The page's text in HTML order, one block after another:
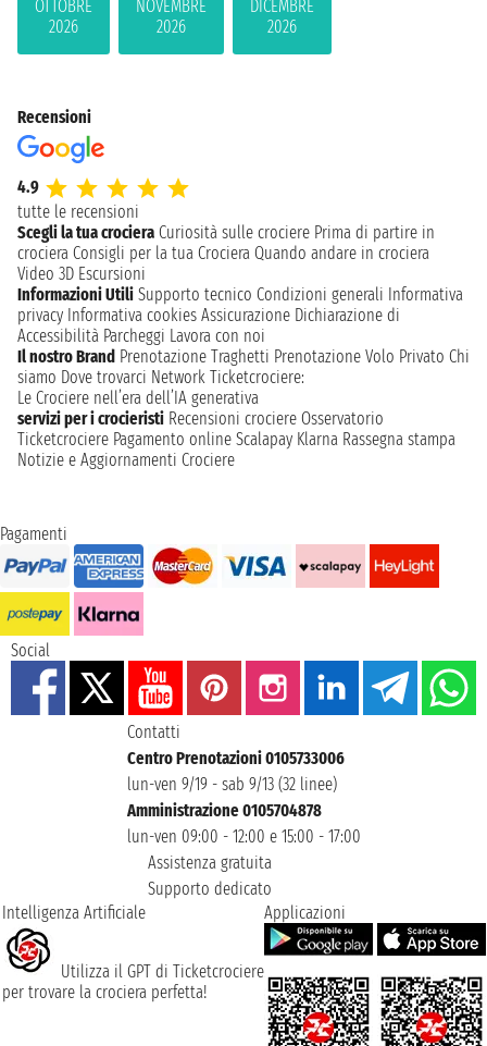
OTTOBRE
2026
NOVEMBRE
2026
DICEMBRE
2026
Recensioni
4.9
tutte le recensioni
Scegli la tua crociera Curiosità sulle crociere Prima di partire in
crociera Consigli per la tua Crociera Quando andare in crociera
Video 3D Escursioni
Informazioni Utili Supporto tecnico Condizioni generali Informativa
privacy Informativa cookies Assicurazione Dichiarazione di
Accessibilità Parcheggi Lavora con noi
Il nostro Brand Prenotazione Traghetti Prenotazione Volo Privato Chi
siamo Dove trovarci Network Ticketcrociere:
Le Crociere nell’era dell’IA generativa
servizi per i crocieristi Recensioni crociere Osservatorio
Ticketcrociere Pagamento online Scalapay Klarna Rassegna stampa
Notizie e Aggiornamenti Crociere
Pagamenti
Social
Contatti
Centro Prenotazioni 0105733006
lun-ven 9/19 - sab 9/13 (32 linee)
Amministrazione 0105704878
lun-ven 09:00 - 12:00 e 15:00 - 17:00
Assistenza gratuita
Supporto dedicato
Intelligenza Artificiale
Utilizza il GPT di Ticketcrociere
per trovare la crociera perfetta!
Applicazioni